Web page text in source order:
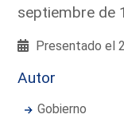
septiembre de
Presentado el
Autor
Gobierno